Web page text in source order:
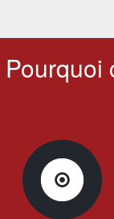
Pourquoi